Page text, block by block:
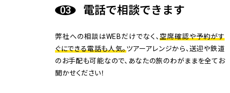
電話で相談できます
弊社への相談はWEBだけでなく、 空席確認や予約がす
ぐにできる電話も人気。ツアーアレンジから、送迎や鉄道
のお手配も可能なので、あなたの旅のわがままを全てお
聞かせください！